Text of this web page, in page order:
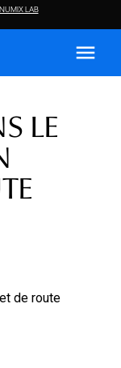
NUMIX LAB
menu
LE